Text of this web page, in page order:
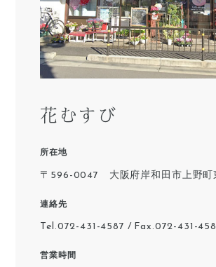
花むすび
所在地
〒596-0047 大阪府岸和田市上野町
連絡先
Tel.072-431-4587 / Fax.072-431-
営業時間